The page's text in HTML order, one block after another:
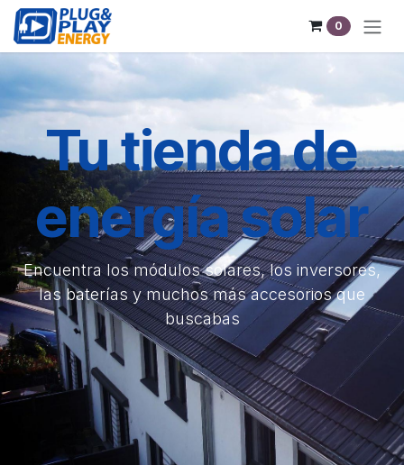
Ir al contenido
0
Tu tienda de
energía solar
Encuentra los módulos solares, los inversores,
las baterías y muchos más accesorios que
buscabas